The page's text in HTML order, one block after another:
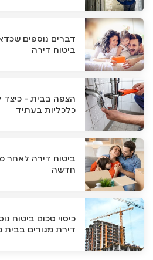
דברים נוספים
ביטוח דירה
הצפה בבית - כיצד
כלכליות בעתיד
ביטוח דירה לאחר
חדשה
כיסוי סכום ביטוח
דירת מגורים בבית